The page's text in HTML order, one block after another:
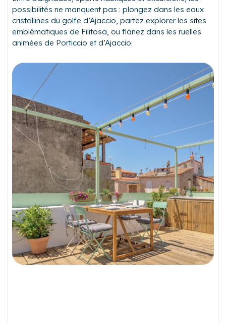
possibilités ne manquent pas : plongez dans les eaux
cristallines du golfe d’Ajaccio, partez explorer les sites
emblématiques de Filitosa, ou flânez dans les ruelles
animées de Porticcio et d’Ajaccio.